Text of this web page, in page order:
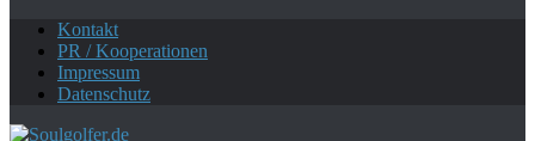
Kontakt
PR / Kooperationen
Impressum
Datenschutz